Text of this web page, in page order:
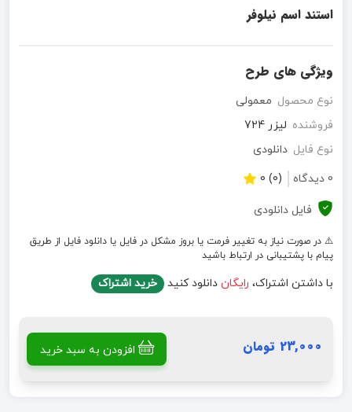
استند اسم نیلوفر
ویژگی های طرح
نوع محصول معمولی
فروشنده لیزر 724
نوع فایل دانلودی
0 دیدگاه
(0) 0
فایل دانلودی
⚠️ در صورت نیاز به تغییر فرمت یا بروز مشکل در فایل یا دانلود فایل از طریق
پیام با پشتیبانی در ارتباط باشید
با داشتن اشتراک، رایگان دانلود کنید خرید اشتراک
23,000 تومان افزودن به سبد خرید